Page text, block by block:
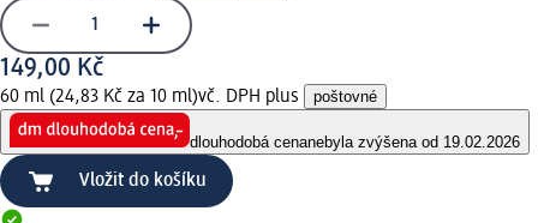
149,00 Kč
60 ml (24,83 Kč za 10 ml)vč. DPH plus poštovné
dlouhodobá cenanebyla zvýšena od 19.02.2026
Vložit do košíku